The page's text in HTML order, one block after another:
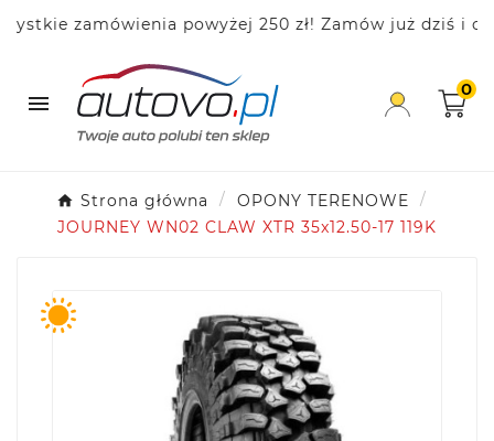
zamówienia powyżej 250 zł! Zamów już dziś i

0
Strona główna
OPONY TERENOWE
JOURNEY WN02 CLAW XTR 35x12.50-17 119K